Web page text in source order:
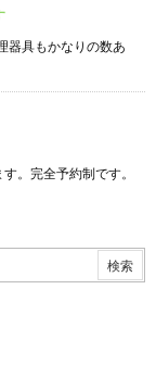
器具もかなりの数あ
。完全予約制です。